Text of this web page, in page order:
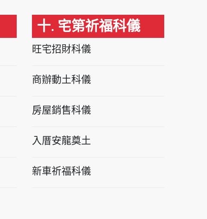
十. 宅第祈福科儀
旺宅招財科儀
商辦動土科儀
房屋銷售科儀
入厝安龍奠土
新車祈福科儀